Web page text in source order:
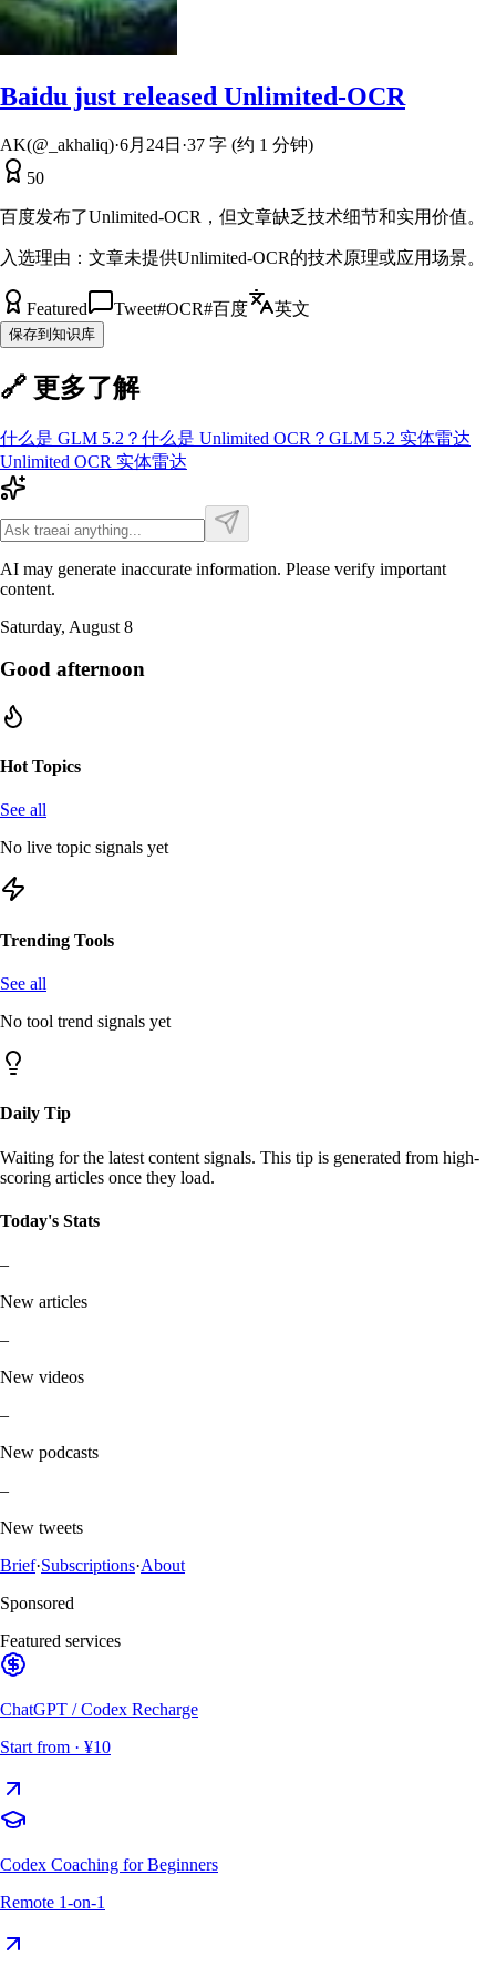
Baidu just released Unlimited-OCR
AK(@_akhaliq)·6月24日 ·37 字 (约 1 分钟)
50
百度发布了Unlimited-OCR，但文章缺乏技术细节和实用价值。
入选理由： 文章未提供Unlimited-OCR的技术原理或应用场景。
Featured Tweet#OCR#百度 英文
保存到知识库
🔗 更多了解
什么是 GLM 5.2 ？ 什么是 Unlimited OCR ？ GLM 5.2 实体雷达
Unlimited OCR 实体雷达
AI may generate inaccurate information. Please verify important
content.
Saturday, August 8
Good afternoon
Hot Topics
See all
No live topic signals yet
Trending Tools
See all
No tool trend signals yet
Daily Tip
Waiting for the latest content signals. This tip is generated from high-
scoring articles once they load.
Today's Stats
–
New articles
–
New videos
–
New podcasts
–
New tweets
Brief·Subscriptions·About
Sponsored
Featured services
ChatGPT / Codex Recharge
Start from · ¥10
Codex Coaching for Beginners
Remote 1-on-1